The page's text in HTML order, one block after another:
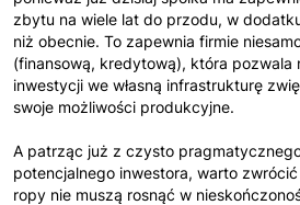
zbytu na wiele lat do przodu, w
niż obecnie. To zapewnia firmie
(finansową, kredytową), która pozwala
inwestycji we własną infrastrukturę
swoje możliwości produkcyjne.
A patrząc już z czysto
potencjalnego inwestora, warto
ropy nie muszą rosnąć w